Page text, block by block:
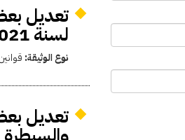
لسنة 2021
نوع الوثيقة:
تعديل